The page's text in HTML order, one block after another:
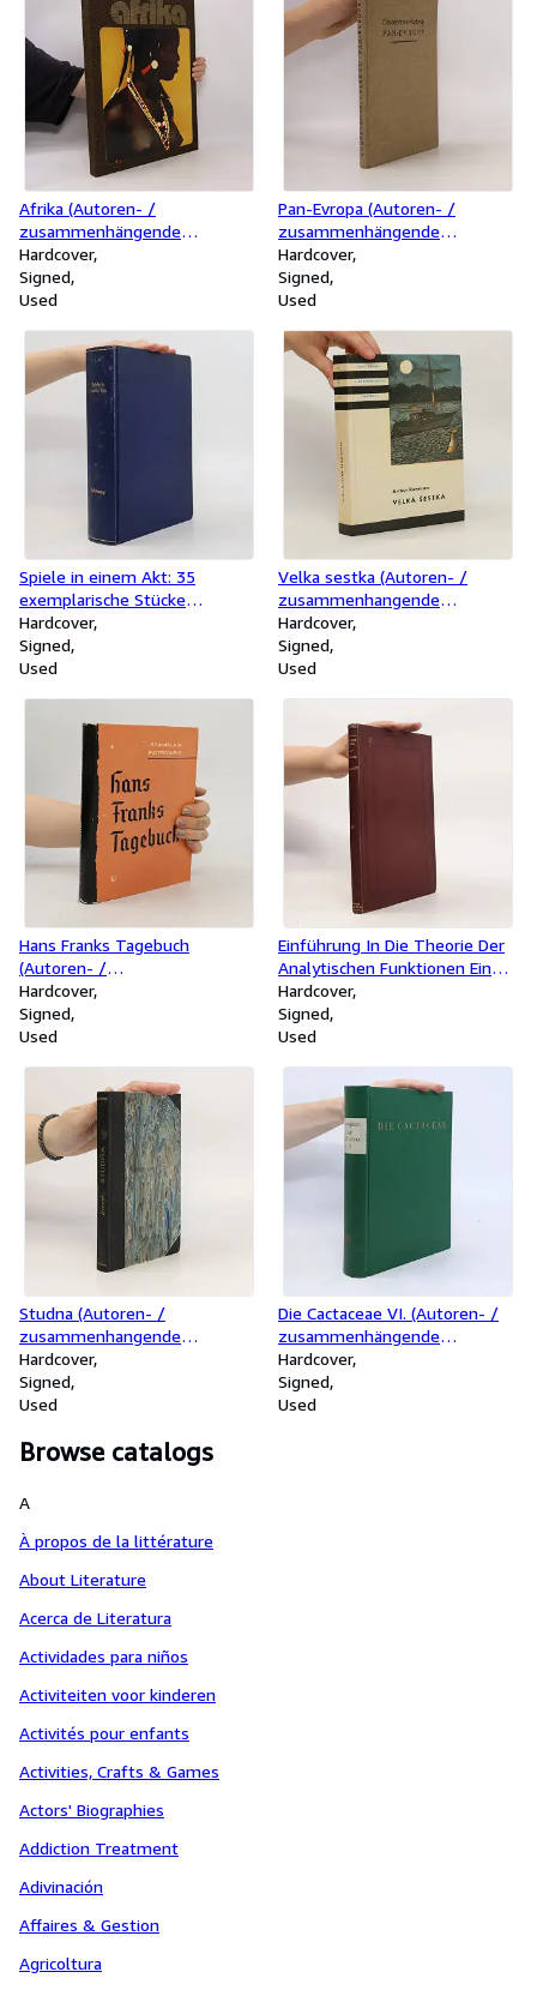
Afrika (Autoren- /
zusammenhängende
Unterschrift)
Hardcover
Signed
Used
Pan-Evropa (Autoren- /
zusammenhängende
Unterschrift)
Hardcover
Signed
Used
Spiele in einem Akt: 35
exemplarische Stücke
(Autoren- /
zusammenhängende
Unterschrift)
Hardcover
Signed
Used
Velka sestka (Autoren- /
zusammenhangende
Unterschrift)
Hardcover
Signed
Used
Hans Franks Tagebuch
(Autoren- /
zusammenhängende
Unterschrift)
Hardcover
Signed
Used
Einführung In Die Theorie Der
Analytischen Funktionen Einer
Komplexen Veränderlichen
(Autoren- /
zusammenhängende
Hardcover
Signed
Used
Studna (Autoren- /
zusammenhangende
Unterschrift)
Hardcover
Signed
Used
Die Cactaceae VI. (Autoren- /
zusammenhängende
Unterschrift)
Hardcover
Signed
Used
Browse catalogs
A
À propos de la littérature
About Literature
Acerca de Literatura
Actividades para niños
Activiteiten voor kinderen
Activités pour enfants
Activities, Crafts & Games
Actors' Biographies
Addiction Treatment
Adivinación
Affaires & Gestion
Agricoltura